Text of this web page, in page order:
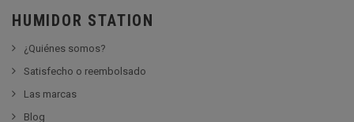
HUMIDOR STATION
¿Quiénes somos?
Satisfecho o reembolsado
Las marcas
Blog